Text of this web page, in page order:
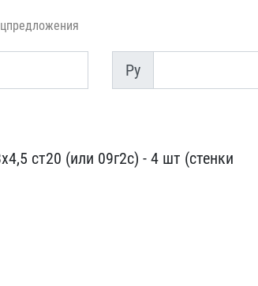
Py
Py
ст20 (или 09г2​с) - 4 шт (стенки